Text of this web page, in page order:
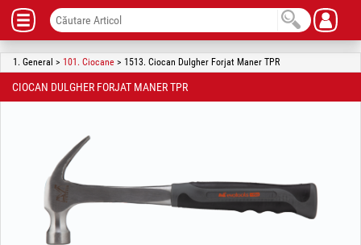
1. General > 101. Ciocane > 1513. Ciocan Dulgher Forjat Maner TPR
CIOCAN DULGHER FORJAT MANER TPR